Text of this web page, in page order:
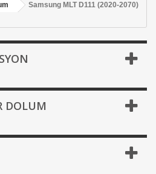
Samsung MLT D111 (2020-2070)
DOLUM